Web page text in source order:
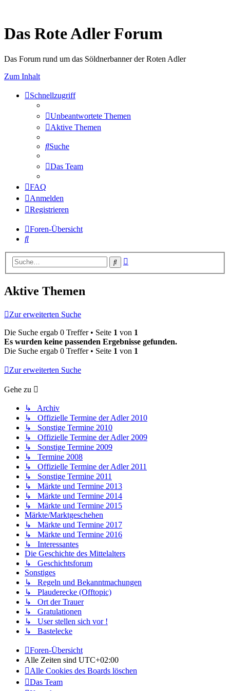
Das Rote Adler Forum
Das Forum rund um das Söldnerbanner der Roten Adler
Zum Inhalt
Schnellzugriff
Unbeantwortete Themen
Aktive Themen
Suche
Das Team
FAQ
Anmelden
Registrieren
Foren-Übersicht
Suche
Suche
Aktive Themen
Zur erweiterten Suche
Die Suche ergab 0 Treffer • Seite 1 von 1
Es wurden keine passenden Ergebnisse gefunden.
Die Suche ergab 0 Treffer • Seite 1 von 1
Zur erweiterten Suche
Gehe zu
↳ Archiv
↳ Offizielle Termine der Adler 2010
↳ Sonstige Termine 2010
↳ Offizielle Termine der Adler 2009
↳ Sonstige Termine 2009
↳ Termine 2008
↳ Offizielle Termine der Adler 2011
↳ Sonstige Termine 2011
↳ Märkte und Termine 2013
↳ Märkte und Termine 2014
↳ Märkte und Termine 2015
Märkte/Marktgeschehen
↳ Märkte und Termine 2017
↳ Märkte und Termine 2016
↳ Interessantes
Die Geschichte des Mittelalters
↳ Geschichtsforum
Sonstiges
↳ Regeln und Bekanntmachungen
↳ Plauderecke (Offtopic)
↳ Ort der Trauer
↳ Gratulationen
↳ User stellen sich vor !
↳ Bastelecke
Foren-Übersicht
Alle Zeiten sind UTC+02:00
Alle Cookies des Boards löschen
Das Team